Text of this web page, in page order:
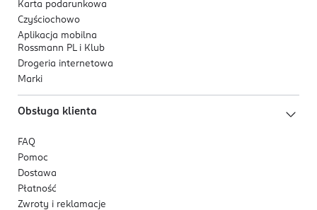
Karta podarunkowa
Czyściochowo
Aplikacja mobilna
Rossmann PL i Klub
Drogeria internetowa
Marki
Obsługa klienta
FAQ
Pomoc
Dostawa
Płatność
Zwroty i reklamacje